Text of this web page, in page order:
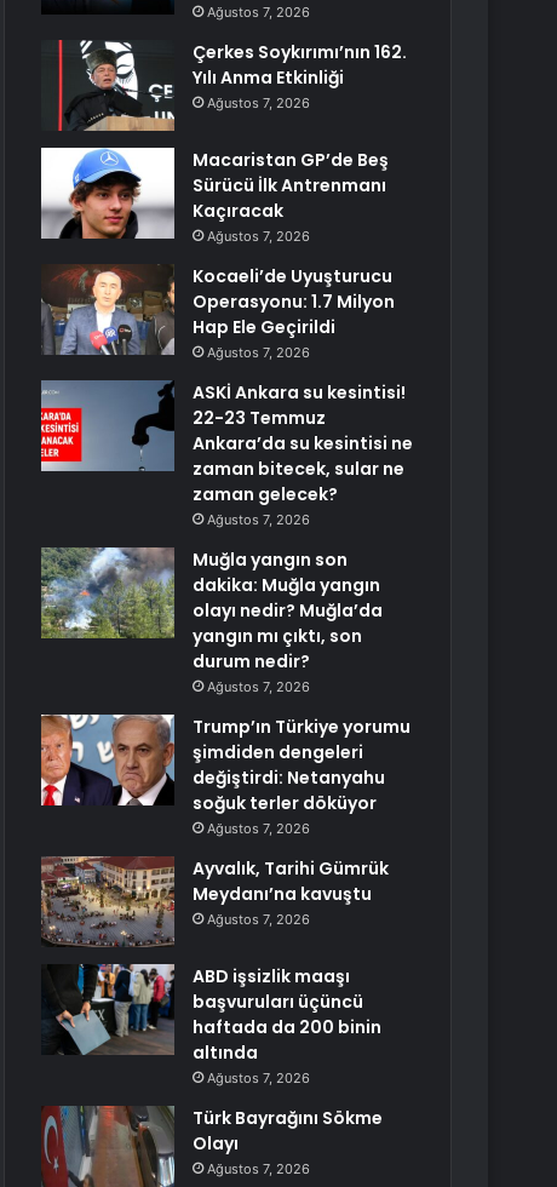
Ağustos 7, 2026
Çerkes Soykırımı’nın 162.
Yılı Anma Etkinliği
Ağustos 7, 2026
Macaristan GP’de Beş
Sürücü İlk Antrenmanı
Kaçıracak
Ağustos 7, 2026
Kocaeli’de Uyuşturucu
Operasyonu: 1.7 Milyon
Hap Ele Geçirildi
Ağustos 7, 2026
ASKİ Ankara su kesintisi!
22-23 Temmuz
Ankara’da su kesintisi ne
zaman bitecek, sular ne
zaman gelecek?
Ağustos 7, 2026
Muğla yangın son
dakika: Muğla yangın
olayı nedir? Muğla’da
yangın mı çıktı, son
durum nedir?
Ağustos 7, 2026
Trump’ın Türkiye yorumu
şimdiden dengeleri
değiştirdi: Netanyahu
soğuk terler döküyor
Ağustos 7, 2026
Ayvalık, Tarihi Gümrük
Meydanı’na kavuştu
Ağustos 7, 2026
ABD işsizlik maaşı
başvuruları üçüncü
haftada da 200 binin
altında
Ağustos 7, 2026
Türk Bayrağını Sökme
Olayı
Ağustos 7, 2026